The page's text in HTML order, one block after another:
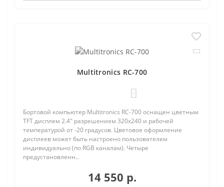
Multitronics RC-700
Бортовой компьютер Multitronics RC-700 оснащен цветным
TFT дисплем 2.4" разрешением 320х240 и рабочей
температурой от -20 градусов. Цветовое оформление
дисплеев может быть настроено пользователем
индивидуально (по RGB каналам). Четыре
предустановленн..
14 550 р.